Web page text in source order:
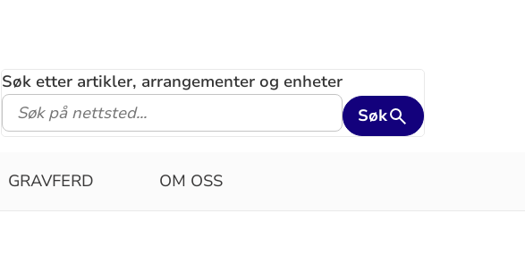
Søk etter artikler, arrangementer og enheter
Søk
GRAVFERD OM OSS